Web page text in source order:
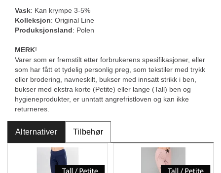
Vask: Kan krympe 3-5%
Kolleksjon: Original Line
Produksjonsland: Polen
MERK!
Varer som er fremstilt etter forbrukerens spesifikasjoner, eller
som har fått et tydelig personlig preg, som tekstiler med trykk
eller brodering, navneskilt, bukser med innsatt strikk i ben,
bukser med ekstra korte (Petite) eller lange (Tall) ben og
hygieneprodukter, er unntatt angrefristloven og kan ikke
returneres.
Alternativer Tilbehør